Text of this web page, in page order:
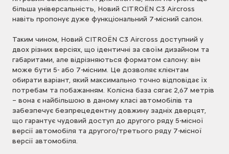
більша універсальність, Новий CITROЁN C3 Aircross
навіть пропонує дуже функціональний 7-місний салон.
Таким чином, Новий CITROЁN C3 Aircross доступний у
двох різних версіях, що ідентичні за своїм дизайном та
габаритами, але відрізняються форматом салону: він
може бути 5- або 7-місним. Це дозволяє клієнтам
обирати варіант, який максимально точно відповідає їх
потребам та побажанням. Колісна база сягає 2,67 метрів
– вона є найбільшою в даному класі автомобілів та
забезпечує безпрецедентну довжину задніх дверцят,
що гарантує чудовий доступ до другого ряду 5-місної
версії автомобіля та другого/третього ряду 7-місної
версії автомобіля.